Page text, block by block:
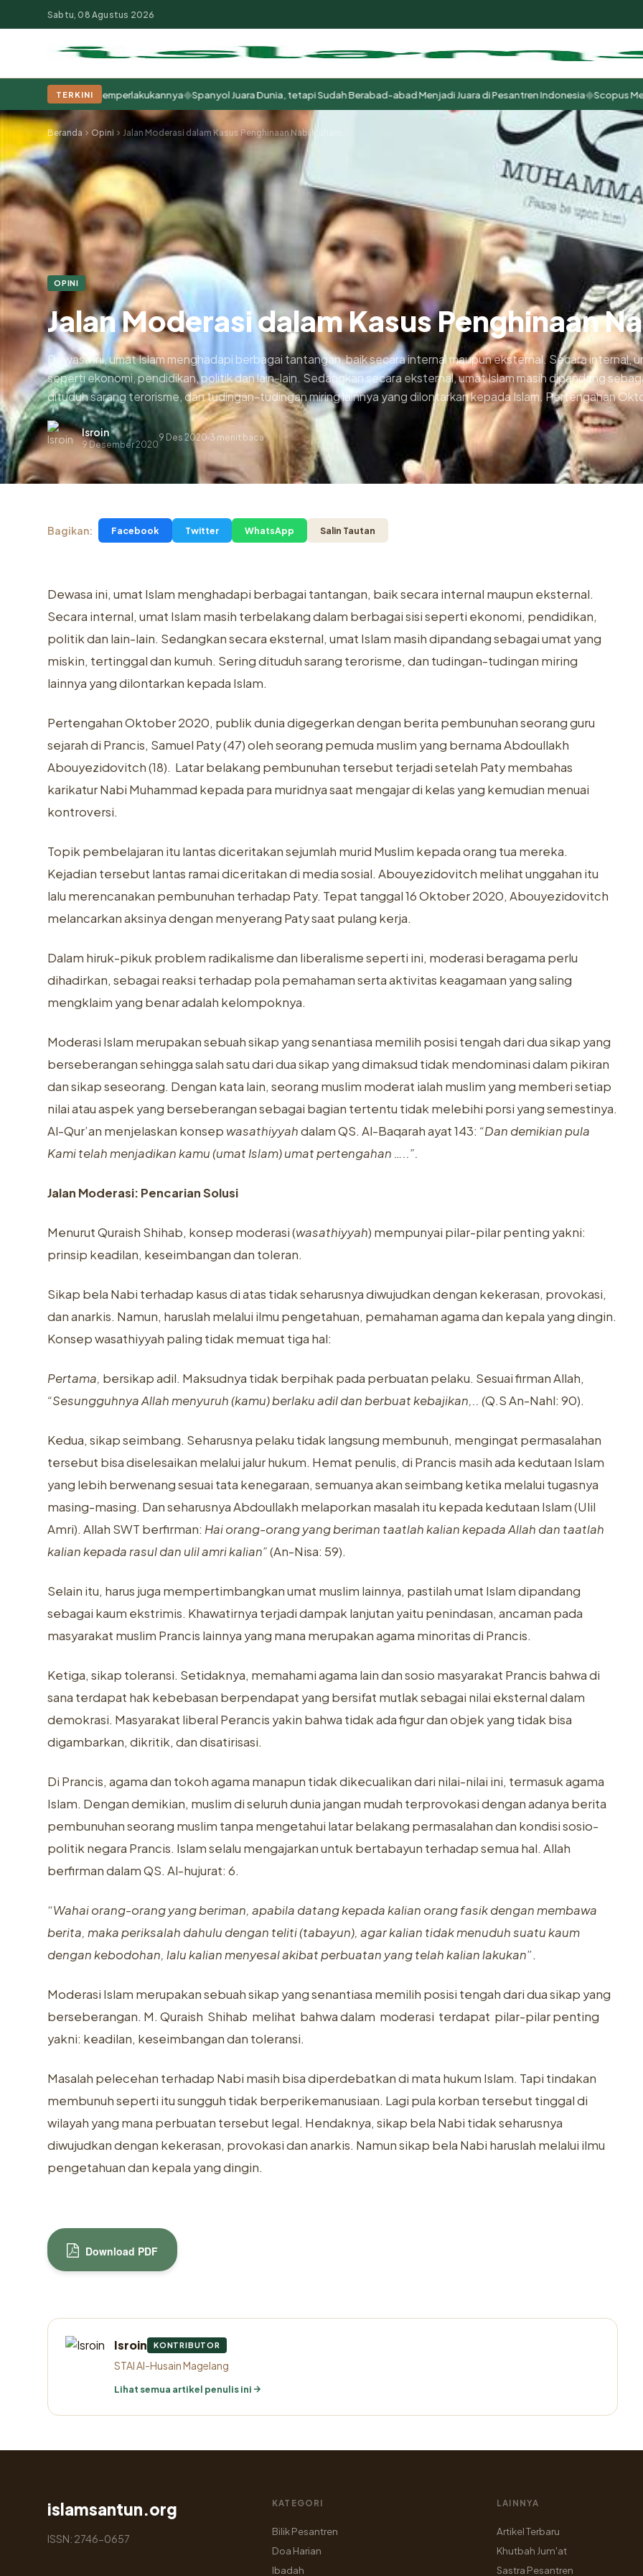
Populer:Moderasi BeragamaKhutbah JumatPesantren Tokoh Islam
Sabtu, 08 Agustus 2026
TERKINI
Cara Kita Memperlakukannya◆Spanyol Juara Dunia, tetapi Sudah Berabad-abad Menjadi Juara di Pesantren Indonesia◆Scopus Menjadi
Beranda Opini
OPINI
Jalan Moderasi dalam Kasus Penghinaan
Dewasa ini, umat Islam menghadapi berbagai tantangan, baik secara internal maupun eksternal. Secara internal,
seperti ekonomi, pendidikan, politik dan lain-lain. Sedangkan secara eksternal, umat Islam masih dipandang
dituduh sarang terorisme, dan tudingan-tudingan miring lainnya yang dilontarkan kepada Islam. Pertengahan
Isroin
9 Desember 2020
9 Des 2020.3 menit baca
Bagikan: Facebook Twitter WhatsApp Salin Tautan
Dewasa ini, umat Islam menghadapi berbagai tantangan, baik secara internal maupun eksternal.
Secara internal, umat Islam masih terbelakang dalam berbagai sisi seperti ekonomi, pendidikan,
politik dan lain-lain. Sedangkan secara eksternal, umat Islam masih dipandang sebagai umat yang
miskin, tertinggal dan kumuh. Sering dituduh sarang terorisme, dan tudingan-tudingan miring
lainnya yang dilontarkan kepada Islam.
Pertengahan Oktober 2020, publik dunia digegerkan dengan berita pembunuhan seorang guru
sejarah di Prancis, Samuel Paty(47) oleh seorang pemuda muslim yang bernama Abdoullakh
Abouyezidovitch (18). Latar belakang pembunuhan tersebut terjadi setelah Paty membahas
karikatur Nabi Muhammad kepada para muridnya saat mengajar di kelas yang kemudian menuai
kontroversi.
Topik pembelajaran itu lantas diceritakan sejumlah murid Muslim kepada orang tua mereka.
Kejadian tersebut lantas ramai diceritakan di media sosial. Abouyezidovitch melihat unggahan itu
lalu merencanakan pembunuhan terhadap Paty. Tepat tanggal 16 Oktober 2020, Abouyezidovitch
melancarkan aksinya dengan menyerang Paty saat pulang kerja.
Dalam hiruk-pikuk problem radikalisme dan liberalisme seperti ini, moderasi beragama perlu
dihadirkan, sebagai reaksi terhadap pola pemahaman serta aktivitas keagamaan yang saling
mengklaim yang benar adalah kelompoknya.
Moderasi Islam merupakan sebuah sikap yang senantiasa memilih posisi tengah dari dua sikap yang
berseberangan sehingga salah satu dari dua sikap yang dimaksud tidak mendominasi dalam pikiran
dan sikap seseorang. Dengan kata lain, seorang muslim moderat ialah muslim yang memberi setiap
nilai atau aspek yang berseberangan sebagai bagian tertentu tidak melebihi porsi yang semestinya.
Al-Qur’an menjelaskan konsep wasathiyyahdalam QS. Al-Baqarah ayat 143: “Dan demikian pula
Kami telah menjadikan kamu (umat Islam)umat pertengahan …..”.
Jalan Moderasi: Pencarian Solusi
Menurut Quraish Shihab, konsep moderasi (wasathiyyah) mempunyai pilar-pilar penting yakni:
prinsip keadilan, keseimbangan dan toleran.
Sikap bela Nabi terhadap kasus di atas tidak seharusnya diwujudkan dengan kekerasan, provokasi,
dan anarkis. Namun, haruslah melalui ilmu pengetahuan, pemahaman agama dan kepala yang dingin.
Konsep wasathiyyah paling tidak memuat tiga hal:
Pertama, bersikap adil. Maksudnya tidak berpihak pada perbuatan pelaku. Sesuai firman Allah,
“Sesungguhnya Allah menyuruh (kamu) berlaku adil dan berbuat kebajikan,.. (Q.S An-Nahl: 90).
Kedua, sikap seimbang. Seharusnya pelaku tidak langsung membunuh, mengingat permasalahan
tersebut bisa diselesaikan melalui jalur hukum. Hemat penulis, di Prancis masih ada kedutaan Islam
yang lebih berwenang sesuai tata kenegaraan, semuanya akan seimbang ketika melalui tugasnya
masing-masing. Dan seharusnya Abdoullakh melaporkan masalah itu kepada kedutaan Islam (Ulil
Amri). Allah SWT berfirman: Hai orang-orang yang beriman taatlah kalian kepada Allah dan taatlah
kalian kepada rasul dan ulil amri kalian”(An-Nisa: 59).
Selain itu, harus juga mempertimbangkan umat muslim lainnya, pastilah umat Islam dipandang
sebagai kaum ekstrimis. Khawatirnya terjadi dampak lanjutan yaitu penindasan, ancaman pada
masyarakat muslim Prancis lainnya yang mana merupakan agama minoritas di Prancis.
Ketiga, sikap toleransi. Setidaknya, memahamiagama lain dan sosio masyarakat Prancis bahwa di
sana terdapat hak kebebasan berpendapat yang bersifat mutlak sebagai nilai eksternal dalam
demokrasi. Masyarakat liberal Perancis yakin bahwa tidak ada figur dan objek yang tidak bisa
digambarkan, dikritik, dan disatirisasi.
Di Prancis, agama dan tokoh agama manapun tidak dikecualikan dari nilai-nilai ini, termasuk agama
Islam. Dengan demikian, muslim di seluruh dunia jangan mudah terprovokasi dengan adanya berita
pembunuhan seorang muslim tanpa mengetahui latar belakang permasalahan dan kondisi sosio-
politik negara Prancis. Islam selalu mengajarkan untuk bertabayun terhadap semua hal. Allah
berfirman dalam QS. Al-hujurat: 6.
“Wahai orang-orang yang beriman, apabila datang kepada kalian orang fasik dengan membawa
berita, maka periksalah dahulu dengan teliti (tabayun), agar kalian tidak menuduh suatu kaum
dengan kebodohan, lalu kalian menyesal akibat perbuatan yang telah kalian lakukan”.
Moderasi Islam merupakan sebuah sikap yang senantiasa memilih posisi tengah dari dua sikap yang
berseberangan. M. Quraish Shihab melihat bahwa dalam moderasi terdapat pilar-pilar penting
yakni: keadilan, keseimbangan dan toleransi.
Masalah pelecehan terhadap Nabi masih bisa diperdebatkan di mata hukum Islam. Tapi tindakan
membunuh seperti itu sungguh tidak berperikemanusiaan. Lagi pula korban tersebut tinggal di
wilayah yang mana perbuatan tersebut legal. Hendaknya, sikap bela Nabi tidak seharusnya
diwujudkan dengan kekerasan, provokasi dan anarkis. Namun sikap bela Nabi haruslah melalui ilmu
pengetahuan dan kepala yang dingin.
Download PDF
Isroin KONTRIBUTOR
STAI Al-Husain Magelang
Lihat semua artikel penulis ini
islamsantun.org
ISSN: 2746-0657
KATEGORI
Bilik Pesantren
Doa Harian
Ibadah
LAINNYA
Artikel Terbaru
Khutbah Jum'at
Sastra Pesantren